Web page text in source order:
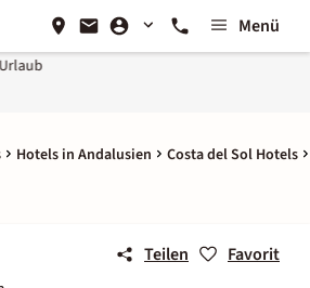
Menü
Hotels in Andalusien Costa del Sol Hotels
Teilen Favorit